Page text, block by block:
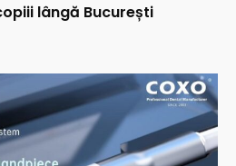
lângă București